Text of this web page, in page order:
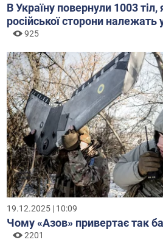
В Україну повернули 1003
російської сторони належать
925
19.12.2025 | 10:09
Чому «Азов» привертає так
2201